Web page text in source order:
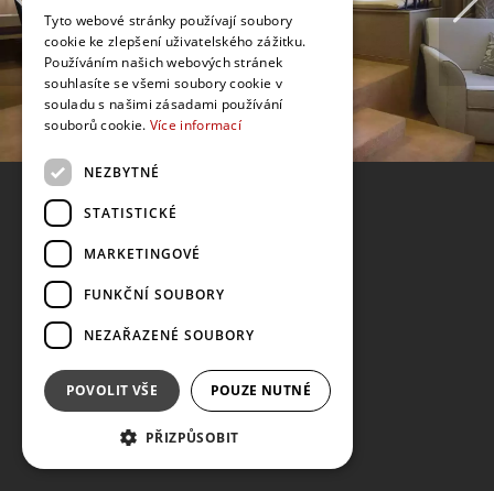
Tyto webové stránky používají soubory
cookie ke zlepšení uživatelského zážitku.
Používáním našich webových stránek
souhlasíte se všemi soubory cookie v
souladu s našimi zásadami používání
souborů cookie. Více informací
NEZBYTNÉ
STATISTICKÉ
MARKETINGOVÉ
FUNKČNÍ SOUBORY
NEZAŘAZENÉ SOUBORY
POVOLIT VŠE POUZE NUTNÉ
PŘIZPŮSOBIT